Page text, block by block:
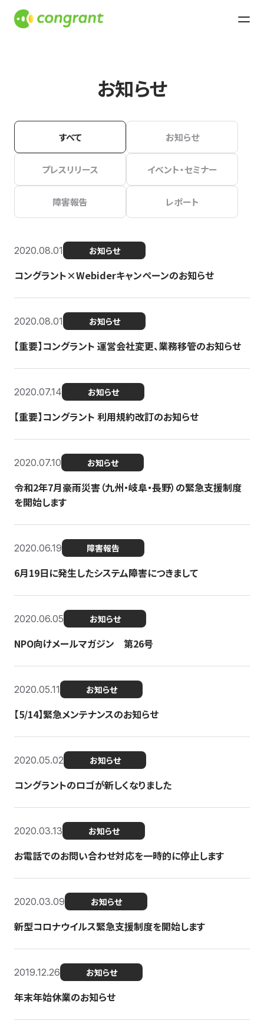
お知らせ
すべて お知らせ
プレスリリース イベント・セミナー
障害報告 レポート
2020.08.01 お知らせ
コングラント×Webiderキャンペーンのお知らせ
2020.08.01 お知らせ
【重要】コングラント 運営会社変更、業務移管のお知らせ
2020.07.14 お知らせ
【重要】コングラント 利用規約改訂のお知らせ
2020.07.10 お知らせ
令和2年7月豪雨災害（九州・岐阜・長野）の緊急支援制度
を開始します
2020.06.19 障害報告
6月19日に発生したシステム障害につきまして
2020.06.05 お知らせ
NPO向けメールマガジン 第26号
2020.05.11 お知らせ
【5/14】緊急メンテナンスのお知らせ
2020.05.02 お知らせ
コングラントのロゴが新しくなりました
2020.03.13 お知らせ
お電話でのお問い合わせ対応を一時的に停止します
2020.03.09 お知らせ
新型コロナウイルス緊急支援制度を開始します
2019.12.26 お知らせ
年末年始休業のお知らせ